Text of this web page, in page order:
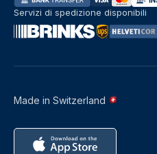
Made in Switzerland
Servizi di spedizione disponibili